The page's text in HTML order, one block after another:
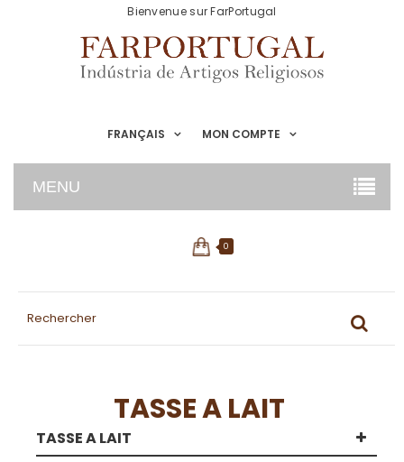
FRANÇAIS
Bienvenue sur FarPortugal
MON COMPTE
MENU
0
TASSE A LAIT
TASSE A LAIT